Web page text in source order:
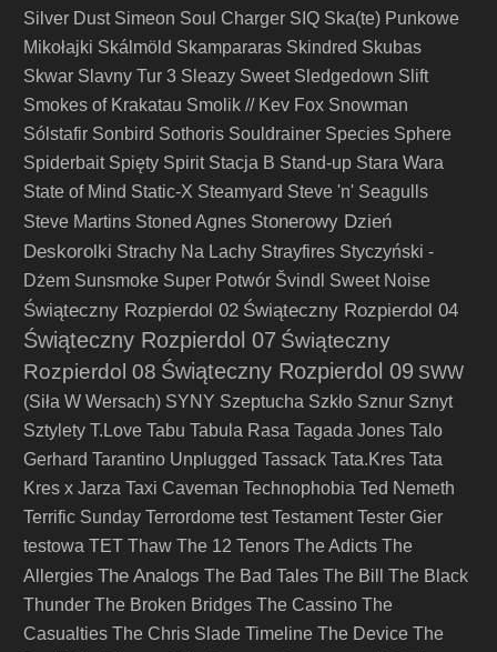
Silver Dust Simeon Soul Charger SIQ Ska(te) Punkowe
Mikołajki Skálmöld Skampararas Skindred Skubas
Skwar Slavny Tur 3 Sleazy Sweet Sledgedown Slift
Smokes of Krakatau Smolik // Kev Fox Snowman
Sólstafir Sonbird Sothoris Souldrainer Species Sphere
Spiderbait Spięty Spirit Stacja B Stand-up Stara Wara
State of Mind Static-X Steamyard Steve 'n' Seagulls
Steve Martins Stoned Agnes Stonerowy Dzień
Deskorolki Strachy Na Lachy Strayfires Styczyński -
Dżem Sunsmoke Super Potwór Švindl Sweet Noise
Świąteczny Rozpierdol 02 Świąteczny Rozpierdol 04
Świąteczny Rozpierdol 07 Świąteczny
Rozpierdol 08 Świąteczny Rozpierdol 09 SWW
(Siła W Wersach) SYNY Szeptucha Szkło Sznur Sznyt
Sztylety T.Love Tabu Tabula Rasa Tagada Jones Talo
Gerhard Tarantino Unplugged Tassack Tata.Kres Tata
Kres x Jarza Taxi Caveman Technophobia Ted Nemeth
Terrific Sunday Terrordome test Testament Tester Gier
testowa TET Thaw The 12 Tenors The Adicts The
Allergies The Analogs The Bad Tales The Bill
The Black
Thunder The Broken Bridges The Cassino The
Casualties The Chris Slade Timeline The Device The